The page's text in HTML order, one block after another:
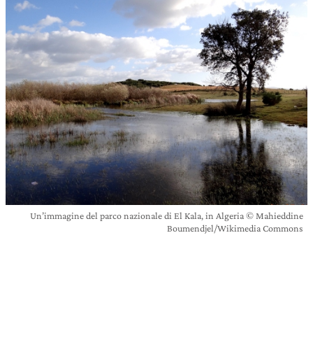
Un’immagine del parco nazionale di El Kala, in Algeria © Mahieddine
Boumendjel/Wikimedia Commons